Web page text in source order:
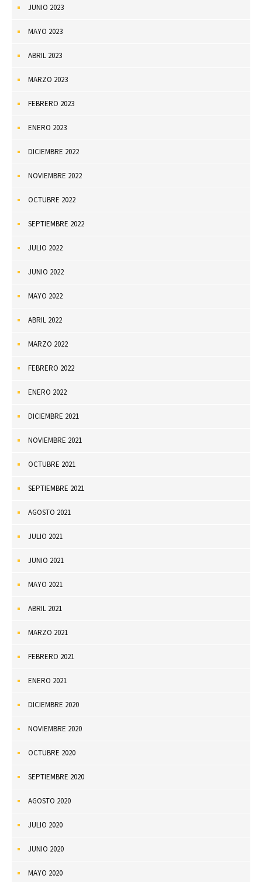
JUNIO 2023
MAYO 2023
ABRIL 2023
MARZO 2023
FEBRERO 2023
ENERO 2023
DICIEMBRE 2022
NOVIEMBRE 2022
OCTUBRE 2022
SEPTIEMBRE 2022
JULIO 2022
JUNIO 2022
MAYO 2022
ABRIL 2022
MARZO 2022
FEBRERO 2022
ENERO 2022
DICIEMBRE 2021
NOVIEMBRE 2021
OCTUBRE 2021
SEPTIEMBRE 2021
AGOSTO 2021
JULIO 2021
JUNIO 2021
MAYO 2021
ABRIL 2021
MARZO 2021
FEBRERO 2021
ENERO 2021
DICIEMBRE 2020
NOVIEMBRE 2020
OCTUBRE 2020
SEPTIEMBRE 2020
AGOSTO 2020
JULIO 2020
JUNIO 2020
MAYO 2020